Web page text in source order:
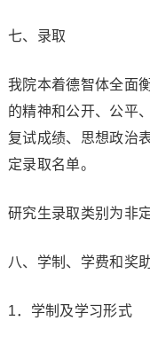
七、录取
我院本着德智体全面
的精神和公开、公平
复试成绩、思想政治
定录取名单。
研究生录取类别为非
八、学制、学费和奖
1．学制及学习形式